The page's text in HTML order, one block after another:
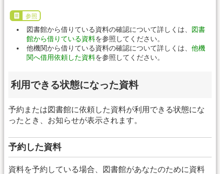
参照
図書館から借りている資料の確認について詳しくは、 図書
館から借りている資料を参照してください。
他機関から借りている資料の確認について詳しくは、 他機
関へ借用依頼した資料を参照してください。
利用できる状態になった資料
予約または図書館に依頼した資料が利用できる状態にな
ったとき、お知らせが表示されます。
予約した資料
資料を予約している場合、図書館があなたのために資料